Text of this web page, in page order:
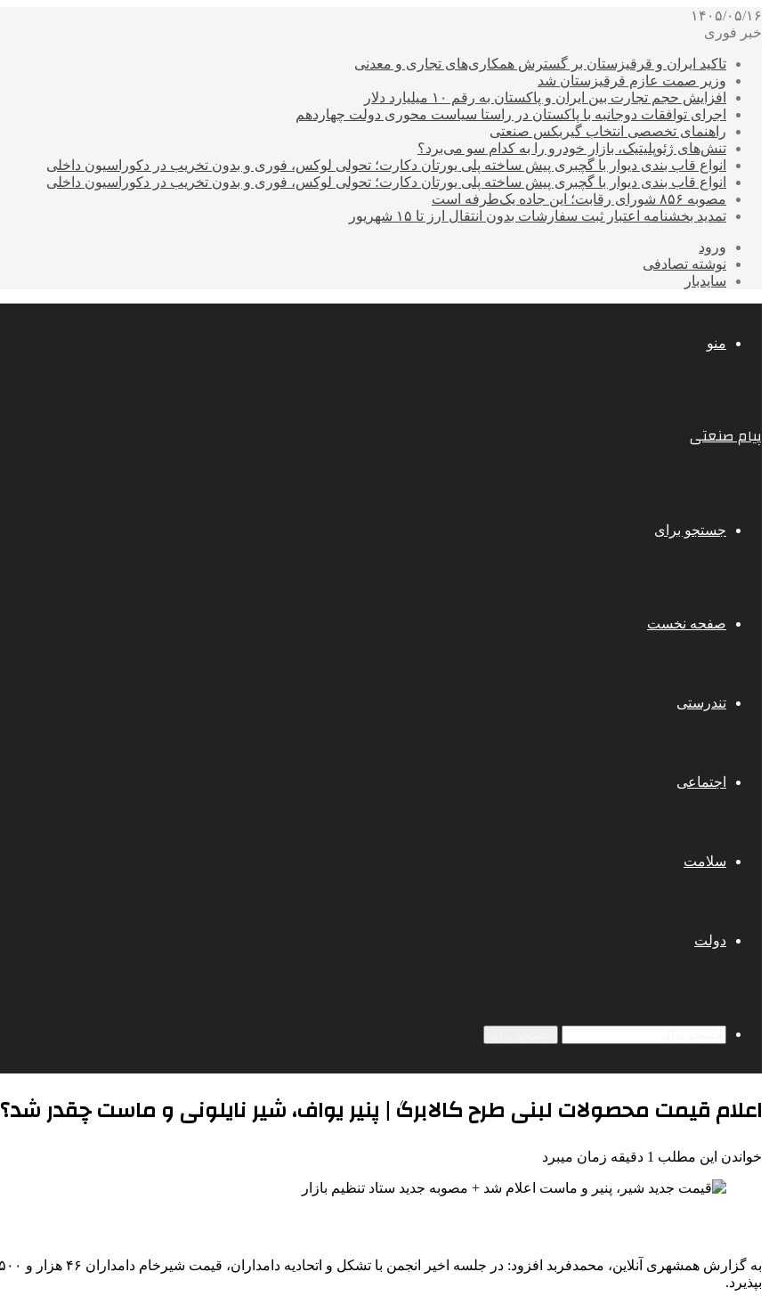
۱۴۰۵/۰۵/۱۶
خبر فوری
تاکید ایران و قرقیزستان بر گسترش همکاری‌های تجاری و معدنی
وزیر صمت عازم قرقیزستان شد
افزایش حجم تجارت بین ایران و پاکستان به رقم ۱۰ میلیارد دلار
اجرای توافقات دوجانبه با پاکستان در راستا سیاست محوری دولت چهاردهم
راهنمای تخصصی انتخاب گیربکس صنعتی
تنش‌های ژئوپلیتیک، بازار خودرو را به کدام سو می‌برد؟
انواع قاب بندی دیوار با گچبری پیش ساخته پلی یورتان دکارت؛ تحولی لوکس، فوری و بدون تخریب در دکوراسیون داخلی
انواع قاب بندی دیوار با گچبری پیش ساخته پلی یورتان دکارت؛ تحولی لوکس، فوری و بدون تخریب در دکوراسیون داخلی
مصوبه ۸۵۶ شورای رقابت؛ این جاده یک‌طرفه است
تمدید بخشنامه اعتبار ثبت سفارشات بدون انتقال ارز تا ۱۵ شهریور
ورود
نوشته تصادفی
سایدبار
منو
پیام صنعتی
جستجو برای
صفحه نخست
تندرستی
اجتماعی
سلامت
دولت
اعلام قیمت محصولات لبنی طرح کالابرگ | پنیر یواف، شیر نایلونی و ماست چقدر شد؟
خواندن این مطلب 1 دقیقه زمان میبرد
بپذیرد.